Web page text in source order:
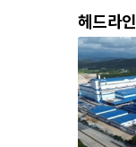
헤드라인